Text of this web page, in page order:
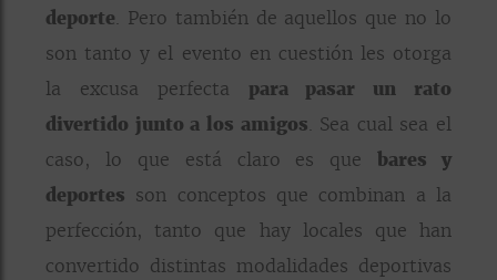
deporte. Pero también de aquellos que no lo
son tanto y el evento en cuestión les otorga
la excusa perfecta para pasar un rato
divertido junto a los amigos. Sea cual sea el
caso, lo que está claro es que bares y
deportes son conceptos que combinan a la
perfección, tanto que hay locales que han
convertido distintas modalidades deportivas